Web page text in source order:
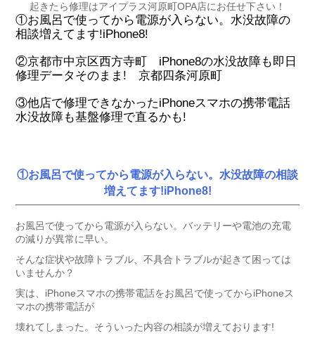
起きたら修理はアイプラス河原町OPA店にお任せ下さい！
①お風呂で使ってから電源が入らない。水没故障の
相談増えてます!iPhone8!
②京都市中京区西方寺町 iPhone8の水没故障も即日
修理データそのまま! 京都四条河原町
③他店で修理できなかったiPhoneスマホの携帯電話
水没故障も基盤修理で直るかも!
①お風呂で使ってから電源が入らない。水没故障の相談
増えてます!iPhone8!
お風呂で使ってから電源が入らない。バッテリーや電池の充電
の減りが異常に早い。
そんな症状や故障トラブル、不具合トラブルが起きて困っては
いませんか？
実は、iPhoneスマホの携帯電話をお風呂で使ってからiPhoneス
マホの携帯電話が
壊れてしまった。そういった内容の相談が増えております!